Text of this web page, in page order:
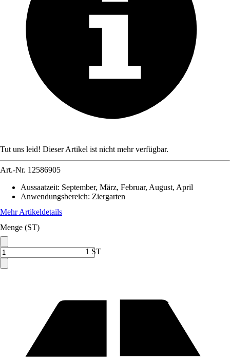
Tut uns leid! Dieser Artikel ist nicht mehr verfügbar.
Art.-Nr. 12586905
Aussaatzeit: September, März, Februar, August, April
Anwendungsbereich: Ziergarten
Mehr Artikeldetails
Menge (ST)
1 ST